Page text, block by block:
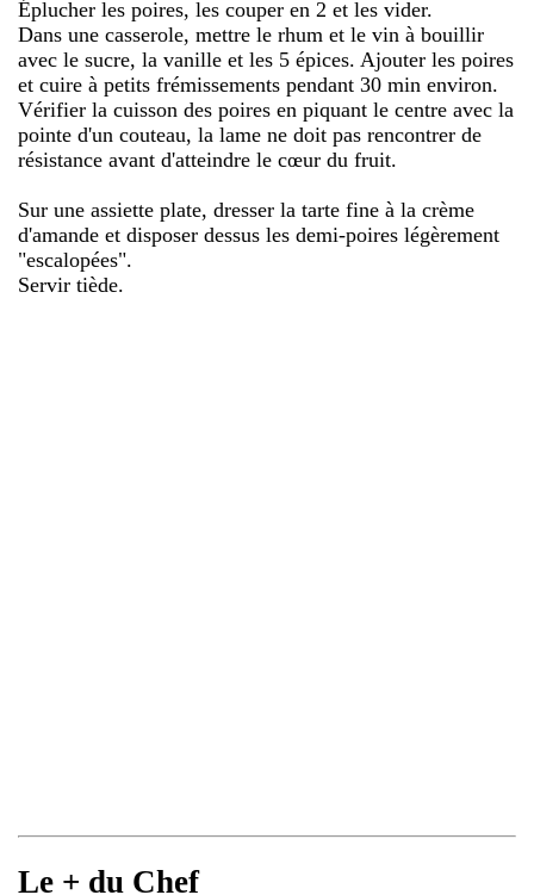
Éplucher les poires, les couper en 2 et les vider.
Dans une casserole, mettre le rhum et le vin à bouillir
avec le sucre, la vanille et les 5 épices. Ajouter les poires
et cuire à petits frémissements pendant 30 min environ.
Vérifier la cuisson des poires en piquant le centre avec la
pointe d'un couteau, la lame ne doit pas rencontrer de
résistance avant d'atteindre le cœur du fruit.
Sur une assiette plate, dresser la tarte fine à la crème
d'amande et disposer dessus les demi-poires légèrement
"escalopées".
Servir tiède.
Le + du Chef